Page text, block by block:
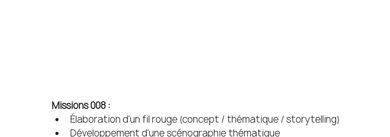
Missions 008 :
Élaboration d'un fil rouge (concept / thématique / storytelling)
Développement d'une scénographie thématique